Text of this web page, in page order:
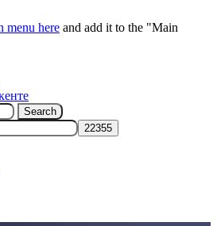
menu here and add it to the "Main
Search